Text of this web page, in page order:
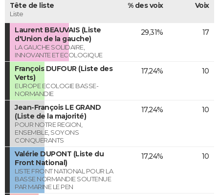
Tête de liste
Liste
% des voix Voix
Laurent BEAUVAIS (Liste
d'Union de la gauche)
LA GAUCHE SOLIDAIRE,
INNOVANTE ET ECOLOGIQUE
29,31% 17
François DUFOUR (Liste des
Verts)
EUROPE ECOLOGIE BASSE-
NORMANDIE
17,24% 10
Jean-François LE GRAND
(Liste de la majorité)
POUR NOTRE REGION,
ENSEMBLE, SOYONS
CONQUERANTS
17,24% 10
Valérie DUPONT (Liste du
Front National)
LISTE FRONT NATIONAL POUR LA
BASSE NORMANDIE SOUTENUE
PAR MARINE LE PEN
17,24% 10